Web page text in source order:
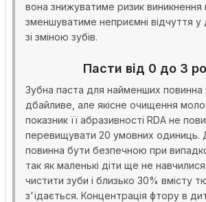
вона знижуватиме ризик виникнення
зменшуватиме неприємні відчуття у
зі зміною зубів.
Пасти від 0 до 3
Зубна паста для найменших повинна
дбайливе, але якісне очищення
показник її абразивності RDA не
перевищувати 20 умовних одиниць.
повинна бути безпечною при
так як маленькі діти ще не
чистити зуби і близько 30% вмісту
з'їдається. Концентрація фтору в